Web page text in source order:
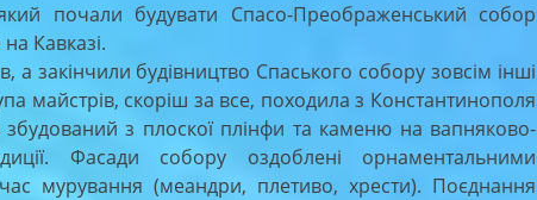
почали будувати Спасо-Преображенський собор
Кавказі.
закінчили будівництво Спаського собору зовсім інші
майстрів, скоріш за все, походила з Константинополя
з плоскої плінфи та каменю на вапняково-
Фасади собору оздоблені орнаментальними
мурування (меандри, плетиво, хрести). Поєднання